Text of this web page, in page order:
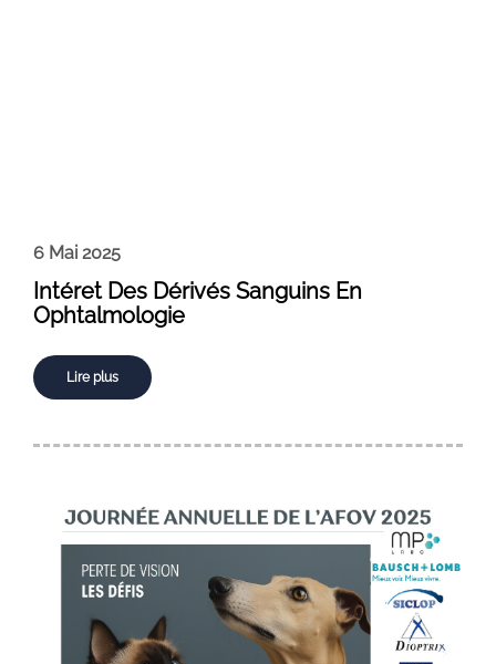
6 Mai 2025
Intéret Des Dérivés Sanguins En
Ophtalmologie
Lire plus